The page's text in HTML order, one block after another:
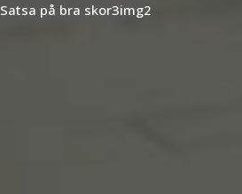
Satsa på bra skor3img2